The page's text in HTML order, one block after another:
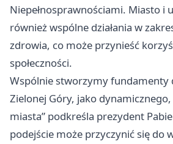
Niepełnosprawnościami. Miasto i
również wspólne działania w
zdrowia, co może przynieść
społeczności.
Wspólnie stworzymy fundamenty
Zielonej Góry, jako
miasta” podkreśla prezydent
podejście może przyczynić się do